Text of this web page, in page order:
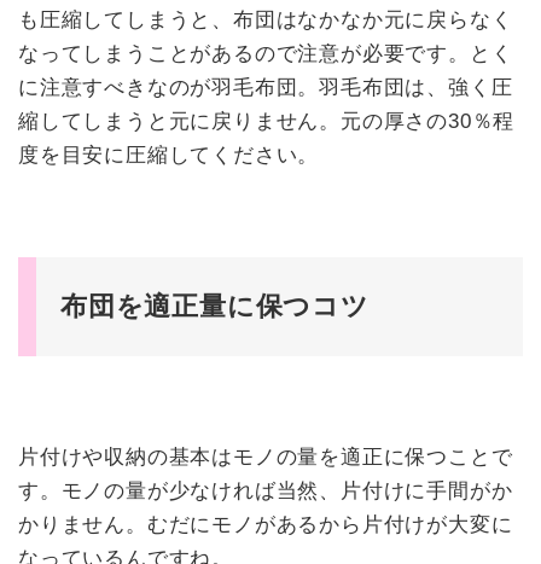
も圧縮してしまうと、布団はなかなか元に戻らなく
なってしまうことがあるので注意が必要です。とく
に注意すべきなのが羽毛布団。羽毛布団は、強く圧
縮してしまうと元に戻りません。元の厚さの30％程
度を目安に圧縮してください。
布団を適正量に保つコツ
片付けや収納の基本はモノの量を適正に保つことで
す。モノの量が少なければ当然、片付けに手間がか
かりません。むだにモノがあるから片付けが大変に
なっているんですね。